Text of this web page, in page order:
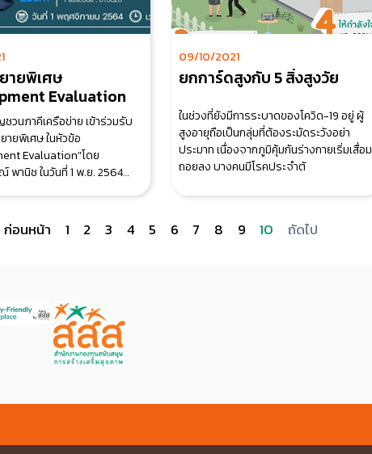
ายพิเศษ
Evaluation
วนภาคีเครือข่าย เข้าร่วมรับ
ยพิเศษ ในหัวข้อ
Evaluation"โดย
พานิช ในวันที่ 1 พ.ย. 2564
09/10/2021
ยกการ์ดสูงกับ 5 สิ่งสูงวัย
ในช่วงที่ยังมีการระบาดของโควิด-19 อยู่ ผู้
สูงอายุถือเป็นกลุ่มที่ต้องระมัดระวังอย่า
ประมาท เนื่องจากภูมิคุ้มกันร่างกายเริ่มเสื่อม
ถอยลง บางคนมีโรคประจำตั
ก่อนหน้า 1 2 3 4 5 6 7 8 9 10 ถัดไป